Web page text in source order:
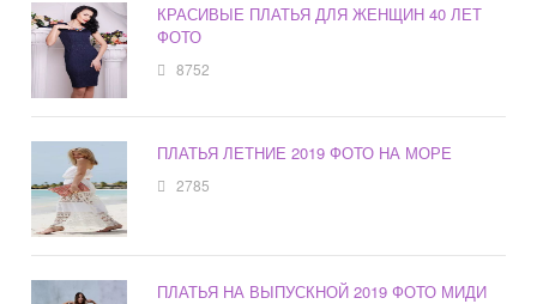
КРАСИВЫЕ ПЛАТЬЯ ДЛЯ ЖЕНЩИН 40 ЛЕТ
ФОТО
8752
ПЛАТЬЯ ЛЕТНИЕ 2019 ФОТО НА МОРЕ
2785
ПЛАТЬЯ НА ВЫПУСКНОЙ 2019 ФОТО МИДИ